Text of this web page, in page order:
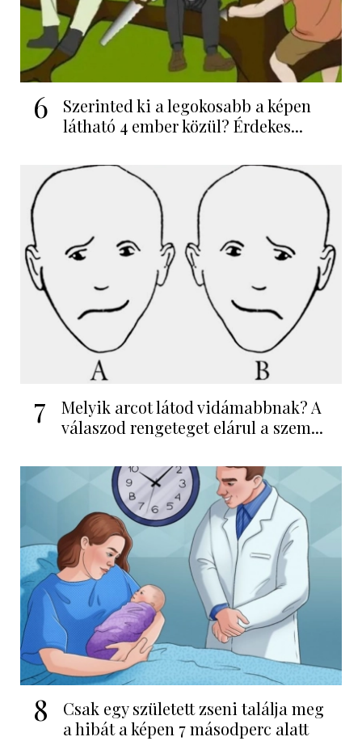
6
Szerinted ki a legokosabb a képen
látható 4 ember közül? Érdekes...
7
Melyik arcot látod vidámabbnak? A
válaszod rengeteget elárul a szem...
8
Csak egy született zseni találja meg
a hibát a képen 7 másodperc alatt